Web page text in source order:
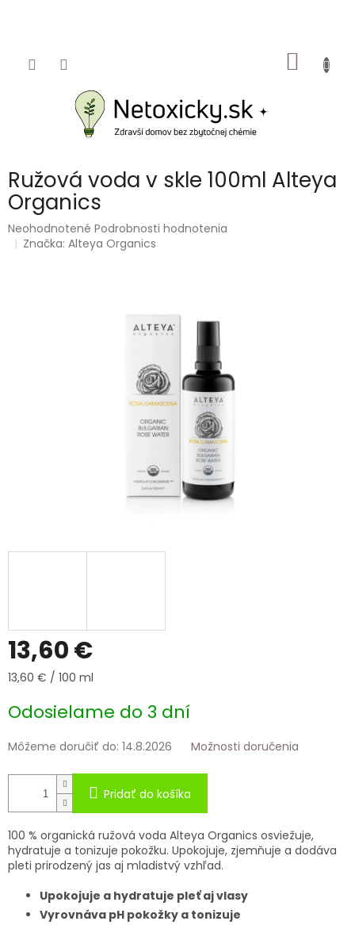
KOŠÍK
Ružová voda v skle 100ml Alteya
Organics
Priemerné
hodnotenie
Neohodnotené Podrobnosti hodnotenia
Značka:Alteya Organics
13,60 €
Jednotková
13,60 € / 100 ml
Odosielame do 3 dní
Môžeme doručiť do: 14.8.2026 Možnosti doručenia
Pridať do košíka
100 % organická ružová voda Alteya Organics osviežuje,
hydratuje a tonizuje pokožku. Upokojuje, zjemňuje a dodáva
pleti prirodzený jas aj mladistvý vzhľad.
Upokojuje a hydratuje pleť aj vlasy
Vyrovnáva pH pokožky a tonizuje